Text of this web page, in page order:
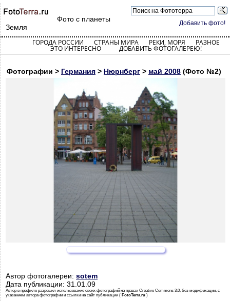
Добавить фото!
Фото с планеты
Земля
ГОРОДА РОССИИ СТРАНЫ МИРА РЕКИ, МОРЯ РАЗНОЕ
ЭТО ИНТЕРЕСНО ДОБАВИТЬ ФОТОГАЛЕРЕЮ!
Фотографии > Германия > Нюрнберг > май 2008 (Фото №2)
Автор фотогалереи: sotem
Дата публикации: 31.01.09
Автор в профиле разрешил использование своих фотографий на правах Creative Commons 3.0, без модификации, с
указанием автора фотографии и ссылки на сайт публикации ( FotoTerra.ru )